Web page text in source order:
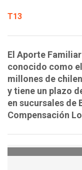
T13
El Aporte
conocido como
millones de
y tiene un plazo
en sucursales de
Compensación